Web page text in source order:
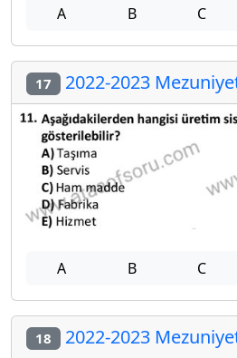
A B C
17 2022-2023
A B C
18 2022-2023